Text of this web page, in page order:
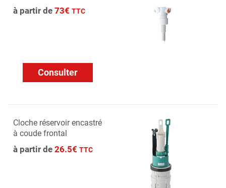
à partir de 73€ TTC
Consulter
Cloche réservoir encastré
à coude frontal
à partir de 26.5€ TTC